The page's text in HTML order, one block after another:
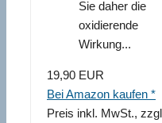
Sie daher die
oxidierende
Wirkung...
19,90 EUR
Bei Amazon kaufen *
Preis inkl. MwSt.,